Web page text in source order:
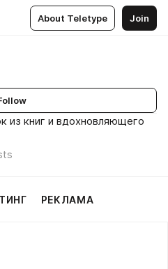
About Teletype Join
из книг и вдохновляющего
РЕКЛАМА